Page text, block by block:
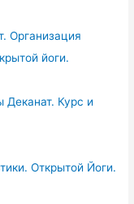
Организация
йоги.
Курс и
Открытой Йоги.